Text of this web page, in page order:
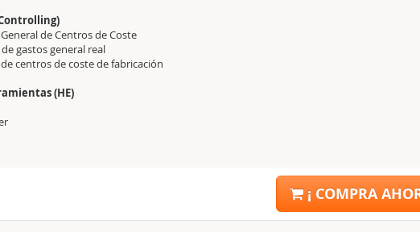
de Centros de Coste
gastos general real
centros de coste de fabricación
(HE)
¡ COMPRA